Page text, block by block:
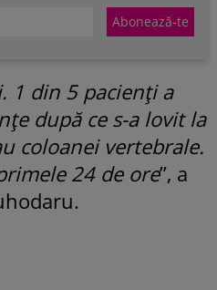
1 din 5 pacienți a
după ce s-a lovit la
coloanei vertebrale.
24 de ore”, a